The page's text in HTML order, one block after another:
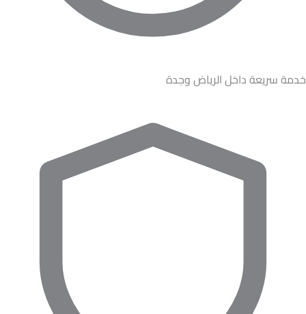
خدمة سريعة داخل الرياض وجدة